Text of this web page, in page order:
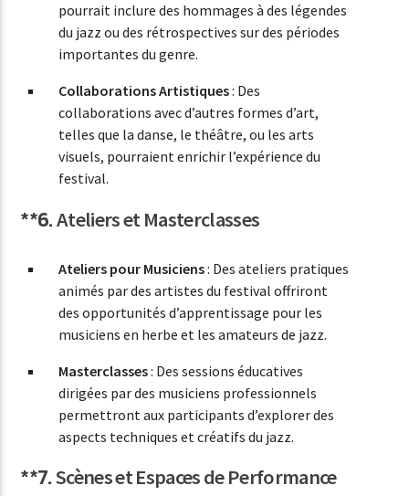
pourrait inclure des hommages à des légendes
du jazz ou des rétrospectives sur des périodes
importantes du genre.
Collaborations Artistiques: Des
collaborations avec d’autres formes d’art,
telles que la danse, le théâtre, ou les arts
visuels, pourraient enrichir l’expérience du
festival.
**6.Ateliers et Masterclasses
Ateliers pour Musiciens: Des ateliers pratiques
animés par des artistes du festival offriront
des opportunités d’apprentissage pour les
musiciens en herbe et les amateurs de jazz.
Masterclasses: Des sessions éducatives
dirigées par des musiciens professionnels
permettront aux participants d’explorer des
aspects techniques et créatifs du jazz.
**7.Scènes et Espaces de Performance